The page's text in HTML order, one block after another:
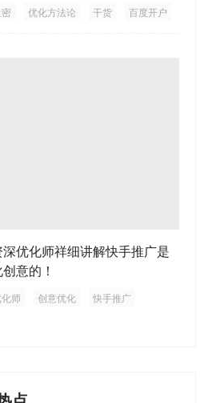
优化方法论 干货 百度开户
优化师祥细讲解快手推广是
意的！
师 创意优化 快手推广